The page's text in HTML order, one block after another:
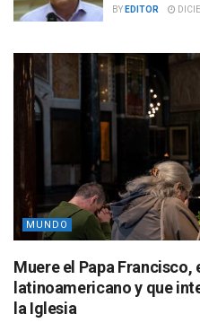
BY EDITOR
MUNDO
Muere el Papa
latinoamericano y que
la Iglesia